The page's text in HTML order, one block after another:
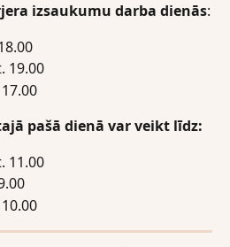
izsaukumu darba dienās:
19.00
pašā dienā var veikt līdz:
11.00